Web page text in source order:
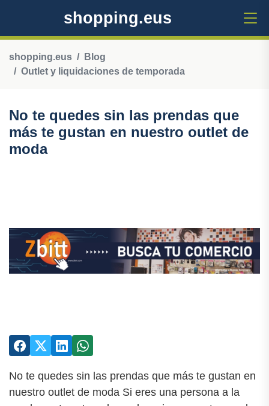
shopping.eus
shopping.eus
Blog
Outlet y liquidaciones de temporada
No te quedes sin las prendas que
más te gustan en nuestro outlet de
moda
No te quedes sin las prendas que más te gustan en
nuestro outlet de moda Si eres una persona a la